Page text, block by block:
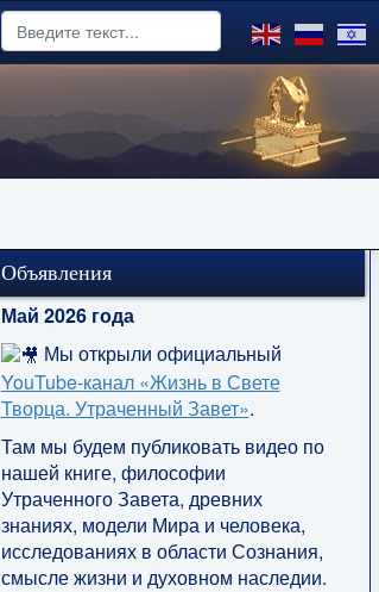
Объявления
Май 2026 года
Мы открыли официальный
YouTube‑канал «Жизнь в Свете
Творца. Утраченный Завет».
Там мы будем публиковать видео по
нашей книге, философии
Утраченного Завета, древних
знаниях, модели Мира и человека,
исследованиях в области Сознания,
смысле жизни и духовном наследии.